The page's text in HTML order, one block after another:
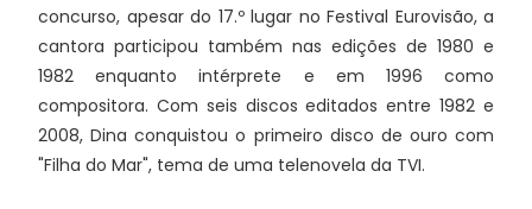
concurso, apesar do 17.º lugar no Festival Eurovisão, a
cantora participou também nas edições de 1980 e
1982 enquanto intérprete e em 1996 como
compositora. Com seis discos editados entre 1982 e
2008, Dina conquistou o primeiro disco de ouro com
"Filha do Mar", tema de uma telenovela da TVI.